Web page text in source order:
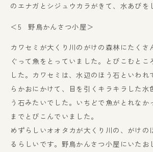
のエナガとシジュウカラがきて、水あびを
＜5 野鳥かんさつ小屋＞
カワセミが大くり川のがけの森林にたくさ
ぐって魚をとっていました。とびこむとこ
した。カワセミは、水辺のほう石といわれ
らかおにかけて、目を引くキラキラした水
う石みたいでした。いちどで魚がとれなか
までとびこんでいました。
めずらしいオオタカが大くり川の、がけの
るらしいです。野鳥かんさつ小屋にいたお